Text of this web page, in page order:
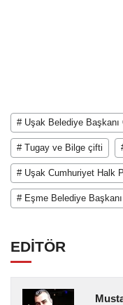
# Uşak Belediye Başkanı
# Tugay ve Bilge çifti
# Uşak Cumhuriyet Halk
# Eşme Belediye Başkanı
EDİTÖR